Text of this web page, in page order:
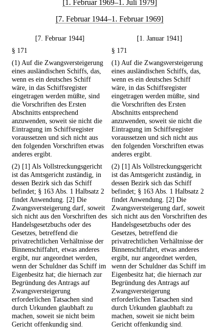
[1. Februar 1969–1. Juli 1979]
[7. Februar 1944–1. Februar 1969]
[7. Februar 1944]
[1. Januar 1941]
§ 171
§ 171
(1) Auf die Zwangsversteigerung
eines ausländischen Schiffs, das,
wenn es ein deutsches Schiff
wäre, in das Schiffsregister
eingetragen werden müßte, sind
die Vorschriften des Ersten
Abschnitts entsprechend
anzuwenden, soweit sie nicht die
Eintragung im Schiffsregister
voraussetzen und sich nicht aus
den folgenden Vorschriften etwas
anderes ergibt.
(1) Auf die Zwangsversteigerung
eines ausländischen Schiffs, das,
wenn es ein deutsches Schiff
wäre, in das Schiffsregister
eingetragen werden müßte, sind
die Vorschriften des Ersten
Abschnitts entsprechend
anzuwenden, soweit sie nicht die
Eintragung im Schiffsregister
voraussetzen und sich nicht aus
den folgenden Vorschriften etwas
anderes ergibt.
(2) [1] Als Vollstreckungsgericht
ist das Amtsgericht zuständig, in
dessen Bezirk sich das Schiff
befindet; § 163 Abs. 1 Halbsatz 2
findet Anwendung. [2] Die
Zwangsversteigerung darf, soweit
sich nicht aus den Vorschriften des
Handelsgesetzbuchs oder des
Gesetzes, betreffend die
privatrechtlichen Verhältnisse der
Binnenschiffahrt, etwas anderes
ergibt, nur angeordnet werden,
wenn der Schuldner das Schiff im
Eigenbesitz hat; die hiernach zur
Begründung des Antrags auf
Zwangsversteigerung
erforderlichen Tatsachen sind
durch Urkunden glaubhaft zu
machen, soweit sie nicht beim
Gericht offenkundig sind.
(2) [1] Als Vollstreckungsgericht
ist das Amtsgericht zuständig, in
dessen Bezirk sich das Schiff
befindet; § 163 Abs. 1 Halbsatz 2
findet Anwendung. [2] Die
Zwangsversteigerung darf, soweit
sich nicht aus den Vorschriften des
Handelsgesetzbuchs oder des
Gesetzes, betreffend die
privatrechtlichen Verhältnisse der
Binnenschiffahrt, etwas anderes
ergibt, nur angeordnet werden,
wenn der Schuldner das Schiff im
Eigenbesitz hat; die hiernach zur
Begründung des Antrags auf
Zwangsversteigerung
erforderlichen Tatsachen sind
durch Urkunden glaubhaft zu
machen, soweit sie nicht beim
Gericht offenkundig sind.